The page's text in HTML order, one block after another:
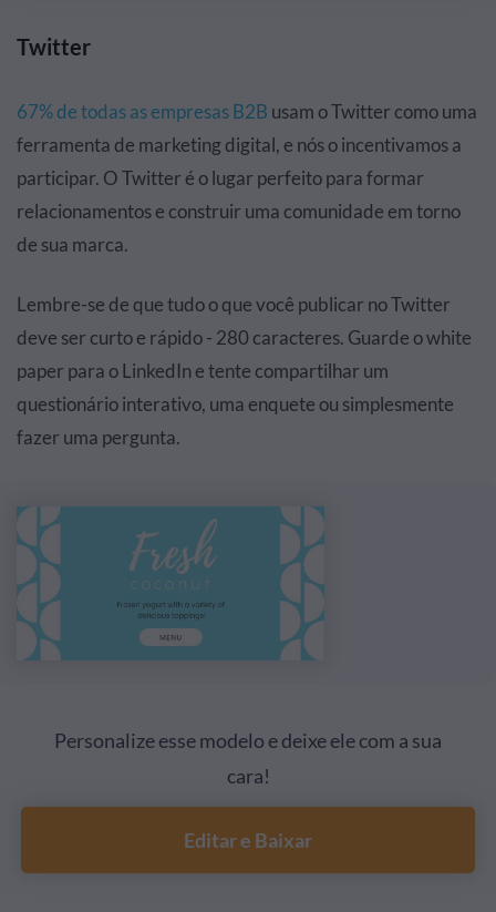
Twitter
67% de todas as empresas B2B usam o Twitter como uma
ferramenta de marketing digital, e nós o incentivamos a
participar. O Twitter é o lugar perfeito para formar
relacionamentos e construir uma comunidade em torno
de sua marca.
Lembre-se de que tudo o que você publicar no Twitter
deve ser curto e rápido - 280 caracteres. Guarde o white
paper para o LinkedIn e tente compartilhar um
questionário interativo, uma enquete ou simplesmente
fazer uma pergunta.
Personalize esse modelo e deixe ele com a sua
cara!
Editar e Baixar